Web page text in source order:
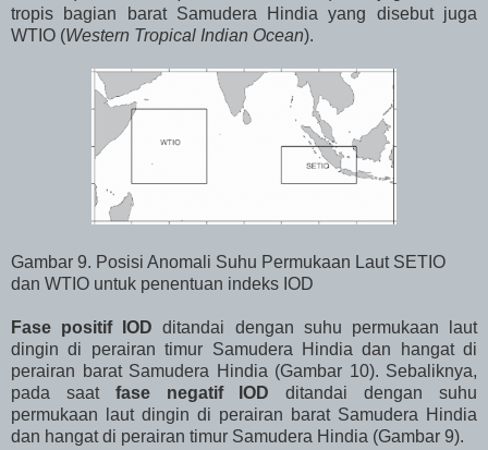
tropis bagian barat Samudera Hindia yang disebut juga
WTIO (Western Tropical Indian Ocean).
Gambar 9. Posisi Anomali Suhu Permukaan Laut SETIO
dan WTIO untuk penentuan indeks IOD
Fase positif IOD ditandai dengan suhu permukaan laut
dingin di perairan timur Samudera Hindia dan hangat di
perairan barat Samudera Hindia (Gambar 10). Sebaliknya,
pada saat fase negatif IOD ditandai dengan suhu
permukaan laut dingin di perairan barat Samudera Hindia
dan hangat di perairan timur Samudera Hindia (Gambar 9).